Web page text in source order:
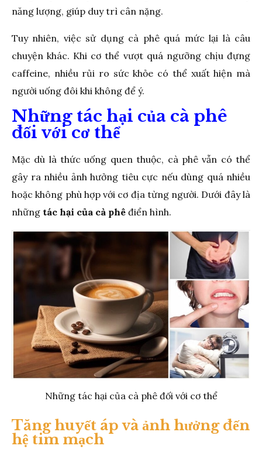
năng lượng, giúp duy trì cân nặng.
Tuy nhiên, việc sử dụng cà phê quá mức lại là câu
chuyện khác. Khi cơ thể vượt quá ngưỡng chịu đựng
caffeine, nhiều rủi ro sức khỏe có thể xuất hiện mà
người uống đôi khi không để ý.
Những tác hại của cà phê
đối với cơ thể
Mặc dù là thức uống quen thuộc, cà phê vẫn có thể
gây ra nhiều ảnh hưởng tiêu cực nếu dùng quá nhiều
hoặc không phù hợp với cơ địa từng người. Dưới đây là
những tác hại của cà phê điển hình.
Những tác hại của cà phê đối với cơ thể
Tăng huyết áp và ảnh hưởng đến
hệ tim mạch